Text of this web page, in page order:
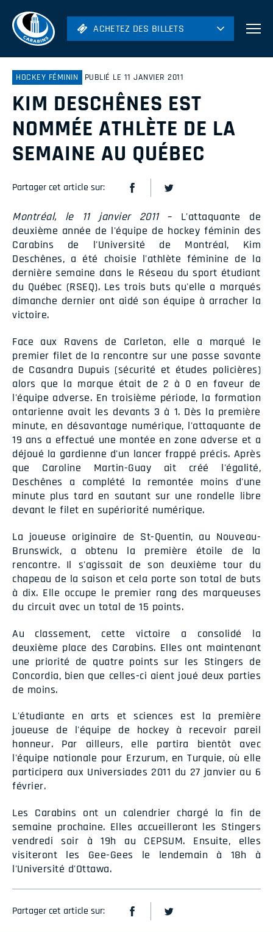
ACHETEZ DES BILLETS
Hockey
Soccer
Rugby
ACHETEZ DES BILLETS
HOCKEY FÉMININ PUBLIÉ LE 11 JANVIER 2011
KIM DESCHÊNES EST
NOMMÉE ATHLÈTE DE LA
SEMAINE AU QUÉBEC
Partager cet article sur:
Montréal, le 11 janvier 2011– L'attaquante de
deuxième année de l'équipe de hockey féminin des
Carabins de l'Université de Montréal, Kim
Deschênes, a été choisie l'athlète féminine de la
dernière semaine dans le Réseau du sport étudiant
du Québec (RSEQ). Les trois buts qu'elle a marqués
dimanche dernier ont aidé son équipe à arracher la
victoire.
Face aux Ravens de Carleton, elle a marqué le
premier filet de la rencontre sur une passe savante
de Casandra Dupuis (sécurité et études policières)
alors que la marque était de 2 à 0 en faveur de
l'équipe adverse. En troisième période, la formation
ontarienne avait les devants 3 à 1. Dès la première
minute, en désavantage numérique, l'attaquante de
19 ans a effectué une montée en zone adverse et a
déjoué la gardienne d'un lancer frappé précis. Après
que Caroline Martin-Guay ait créé l'égalité,
Deschênes a complété la remontée moins d'une
minute plus tard en sautant sur une rondelle libre
devant le filet en supériorité numérique.
La joueuse originaire de St-Quentin, au Nouveau-
Brunswick, a obtenu la première étoile de la
rencontre. Il s'agissait de son deuxième tour du
chapeau de la saison et cela porte son total de buts
à dix. Elle occupe le premier rang des marqueuses
du circuit avec un total de 15 points.
Au classement, cette victoire a consolidé la
deuxième place des Carabins. Elles ont maintenant
une priorité de quatre points sur les Stingers de
Concordia, bien que celles-ci aient joué deux parties
de moins.
L'étudiante en arts et sciences est la première
joueuse de l'équipe de hockey à recevoir pareil
honneur. Par ailleurs, elle partira bientôt avec
l'équipe nationale pour Erzurum, en Turquie, où elle
participera aux Universiades 2011 du 27 janvier au 6
février.
Les Carabins ont un calendrier chargé la fin de
semaine prochaine. Elles accueilleront les Stingers
vendredi soir à 19h au CEPSUM. Ensuite, elles
visiteront les Gee-Gees le lendemain à 18h à
l'Université d'Ottawa.
Partager cet article sur: